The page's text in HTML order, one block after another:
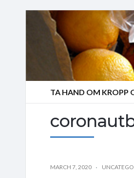
TA HAND OM KROPP
MARCH 7, 2020